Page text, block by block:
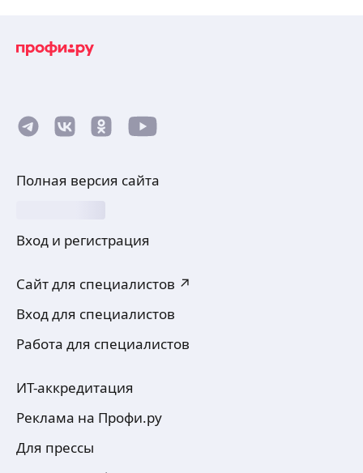
Полная версия сайта
Вход и регистрация
Сайт для специалистов ↗
Вход для специалистов
Работа для специалистов
ИТ-аккредитация
Реклама на Профи.ру
Для прессы